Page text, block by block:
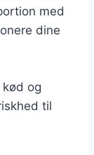
med
dine
og
til